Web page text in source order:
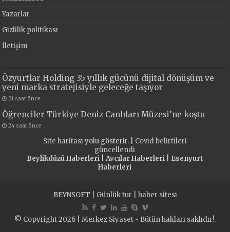
Yazarlar
Gizlilik politikası
İletişim
Özyurtlar Holding 35 yıllık gücünü dijital dönüşüm ve
yeni marka stratejisiyle geleceğe taşıyor
21 saat önce
Öğrenciler Türkiye Deniz Canlıları Müzesi’ne koştu
24 saat önce
Site haritasıyolu gösterir. | Covid belirtileri
güncellendi
Beylikdüzü Haberleri| Avcılar Haberleri| Esenyurt
Haberleri
BEYNSOFT Günlük tur haber sitesi
© Copyright 2026 | Merkez Siyaset - Bütün hakları saklıdır!.